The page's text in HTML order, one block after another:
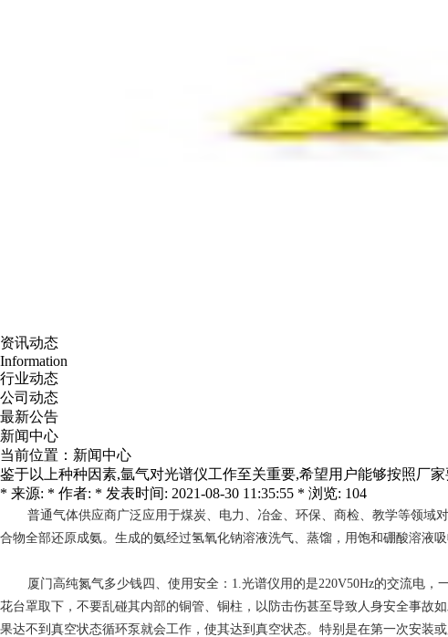
资讯动态
Information
行业动态
公司动态
最新公告
新闻中心
当前位置： 新闻中心
鉴于以上种种因素,氩气对光谱仪工作至关重要,希望用户能够按照厂
* 来源: * 作者: * 发表时间: 2021-08-30 11:35:55 * 浏览: 104
普通气体供应商广泛应用于煤炭、电力、冶金、环保、商检、教学等领域
合物全部还原成氨。生成的氨经过氢氧化钠溶液洗气、蒸馏，用饱和硼酸溶液
厦门高纯氮气多少钱四、使用安全：1.光谱仪用的是220V50Hz的交流电
花台罩取下，不要乱碰其内部的铜管、铜柱，以防击伤甚至导致人身安全事故
果达不到真空状态循环泵就会工作，使其达到真空状态。特别是在第一次安装